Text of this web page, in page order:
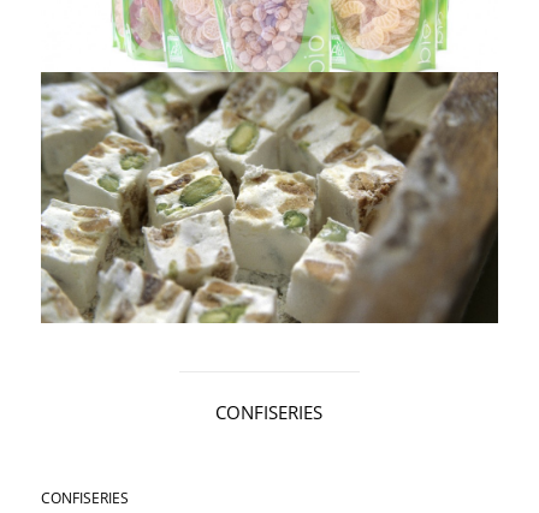
CONFISERIES
CONFISERIES